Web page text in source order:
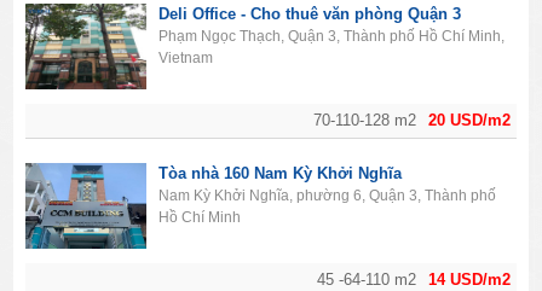
20 USD/m2
70-110-128 m2
Deli Office - Cho thuê văn phòng Quận 3
Phạm Ngọc Thạch, Quận 3, Thành phố Hồ Chí Minh,
Vietnam
14 USD/m2
45 -64-110 m2
Tòa nhà 160 Nam Kỳ Khởi Nghĩa
Nam Kỳ Khởi Nghĩa, phường 6, Quận 3, Thành phố
Hồ Chí Minh